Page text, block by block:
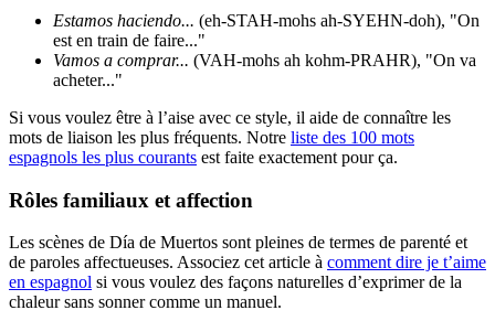
Estamos haciendo... (eh-STAH-mohs ah-SYEHN-doh), "On
est en train de faire..."
Vamos a comprar... (VAH-mohs ah kohm-PRAHR), "On va
acheter..."
Si vous voulez être à l’aise avec ce style, il aide de connaître les
mots de liaison les plus fréquents. Notre liste des 100 mots
espagnols les plus courants est faite exactement pour ça.
Rôles familiaux et affection
Les scènes de Día de Muertos sont pleines de termes de parenté et
de paroles affectueuses. Associez cet article à comment dire je t’aime
en espagnol si vous voulez des façons naturelles d’exprimer de la
chaleur sans sonner comme un manuel.